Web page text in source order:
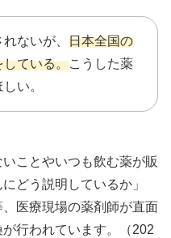
ないが、 日本全国の
している。こうした薬
い。
ことやいつも飲む薬が販
どう説明しているか」
、医療現場の薬剤師が直面
行われています。（202